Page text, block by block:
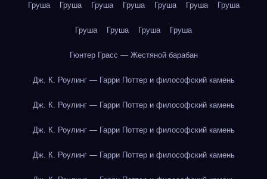
Груша Груша Груша Груша Груша Груша Груша
Груша Груша Груша Груша
Гюнтер Грасс — Жестяной барабан
Дж. К. Роулинг — Гарри Поттер и философский камень
Дж. К. Роулинг — Гарри Поттер и философский камень
Дж. К. Роулинг — Гарри Поттер и философский камень
Дж. К. Роулинг — Гарри Поттер и философский камень